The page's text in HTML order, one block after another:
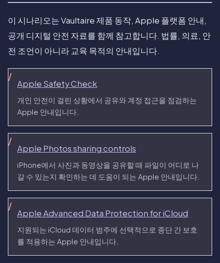
이 시나리오는 Vaultaire 제품 동작, Apple 플랫폼 안내,
공개 디지털 안전 자료를 함께 참고합니다. 법률, 의료, 안
전 조언이 아니라 교육 목적의 안내입니다.
Apple Safety Check
개인 안전이 걸린 상황에서 공유와 계정 접근을 점검하는
Apple 안내입니다.
Apple Photos sharing controls
iPhone에서 사진과 동영상을 공유할 때 파일이 어디로 나
갈 수 있는지 확인하는 데 도움이 되는 Apple 안내입니다.
Apple Advanced Data Protection for iCloud
지원되는 iCloud 데이터 범주에 선택적으로 종단 간 보호
를 적용하는 Apple 안내입니다.